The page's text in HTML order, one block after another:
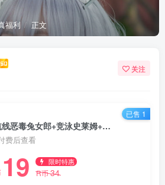
福利 正文
关注
西园寺南歌cos碧蓝航线恶毒兔女郎+竞泳史莱姆+牛牛毛衣写真+视频
费后查看
19 限时特惠
R币34
已售 1